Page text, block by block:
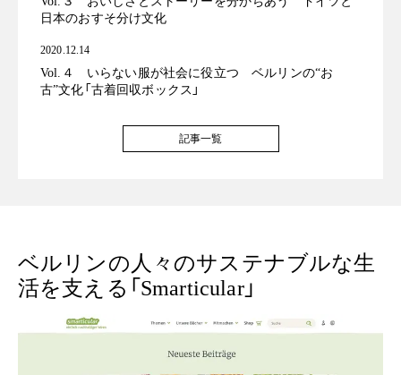
日本のおすそ分け文化
2020.12.14
Vol.４ いらない服が社会に役立つ ベルリンの“お
古”文化「古着回収ボックス」
記事一覧
ベルリンの人々のサステナブルな生
活を支える「Smarticular」